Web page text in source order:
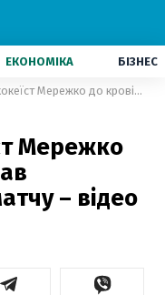
ЕКОНОМІКА БІЗНЕС
Український хокеїст Мережко до крові відлупцював росіянина під час матчу – відео
Мережко
– відео